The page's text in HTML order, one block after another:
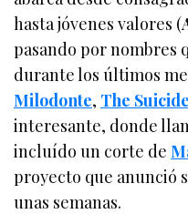
hasta jóvenes valores (
pasando por nombres
durante los últimos
Milodonte, The
interesante, donde
incluído un corte de
proyecto que anunció
unas semanas.